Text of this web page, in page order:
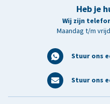
Heb je
Wij zijn
Maandag t/m
Stuur ons
Stuur ons